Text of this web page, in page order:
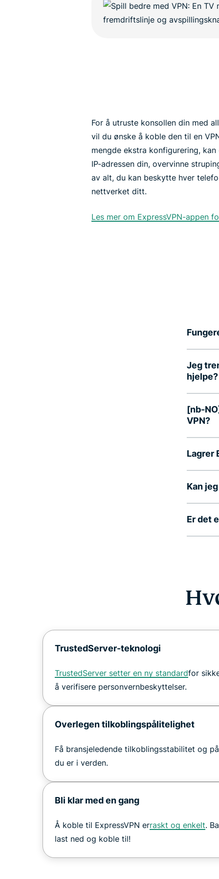
For å utruste konsollen din med
vil du ønske å koble den til en
mengde ekstra konfigurering,
IP-adressen din, overvinne
av alt, du kan beskytte hver
nettverket ditt.
Les mer om ExpressVPN-appen
Jeg
hjelpe?
[nb-
VPN?
Lagrer
Kan
Er det
TrustedServer-teknologi
TrustedServer setter en ny standardfor
å verifisere personvernbeskyttelser.
Overlegen tilkoblingspålitelighet
Få bransjeledende tilkoblingsstabilitet og
du er i verden.
Bli klar med en gang
Å koble til ExpressVPN erraskt og enkelt.
last ned og koble til!